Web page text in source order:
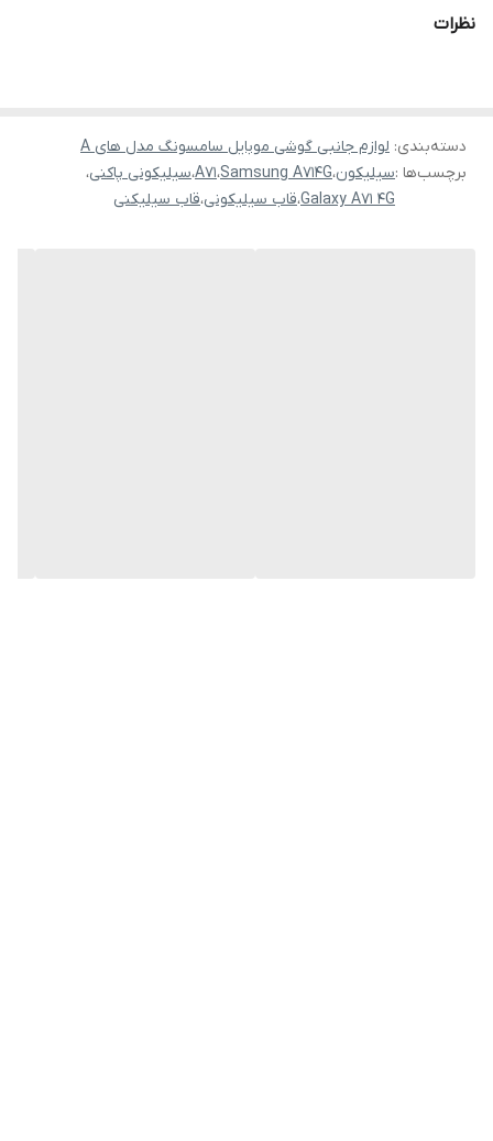
نظرات
دسته‌بندی: لوازم جانبی گوشی موبایل سامسونگ مدل های A
برچسب‌ها :سیلیکون،Samsung A714G،A71،سیلیکونی پاکنی،
Galaxy A71 4G،قاب سیلیکونی،قاب سیلیکنی